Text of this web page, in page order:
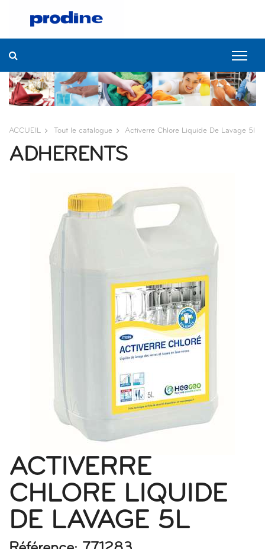
ACCUEIL Tout le catalogue Activerre Chlore Liquide De Lavage 5l
ADHERENTS
ACTIVERRE
CHLORE LIQUIDE
DE LAVAGE 5L